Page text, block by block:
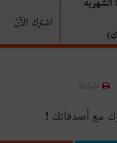
طباعة
مع أصدقائك !